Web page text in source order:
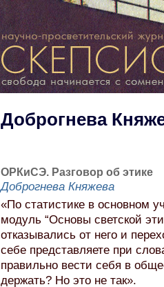
Доброгнева
ОРКиСЭ. Разговор об этике
Доброгнева Княжева
«По статистике в основном
модуль “Основы светской
отказывались от него и
себе представляете при
правильно вести себя в
держать? Но это не так».